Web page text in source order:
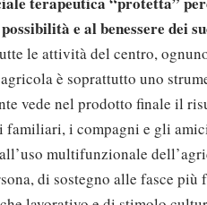
e al benessere dei
le attività del centro,
è soprattutto uno
vede nel prodotto finale il
familiari, i compagni e gli
multifunzionale
di sostegno alle fasce